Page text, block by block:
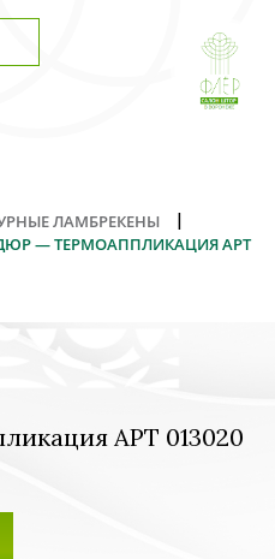
ЛАМБРЕКЕНЫ |
— ТЕРМОАППЛИКАЦИЯ АРТ
АРТ 013020